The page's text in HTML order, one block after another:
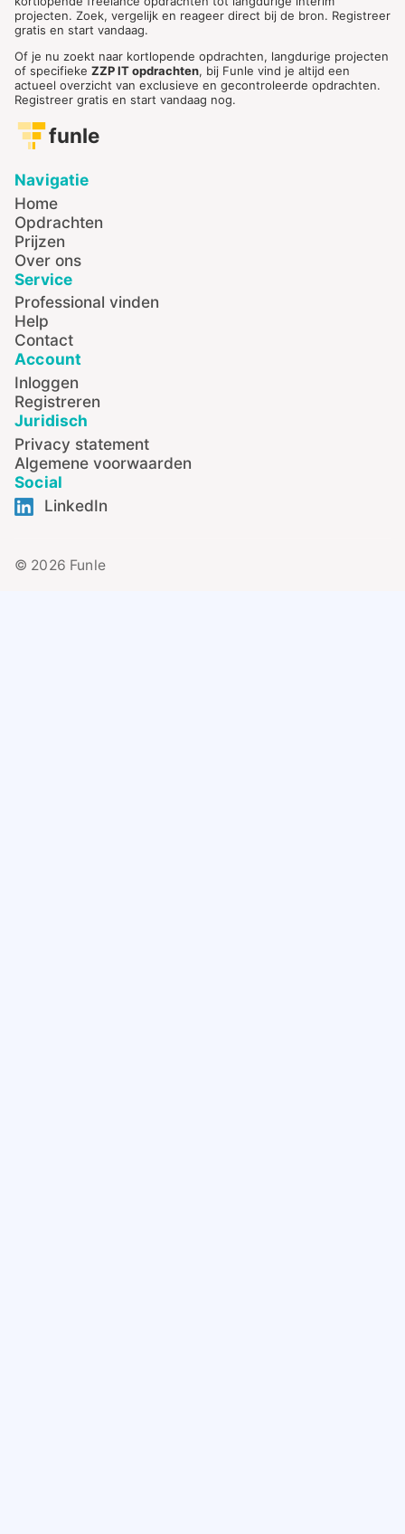
projecten. Zoek, vergelijk en reageer direct bij de bron. Registreer
gratis en start vandaag.
Of je nu zoekt naar kortlopende opdrachten, langdurige projecten
of specifieke ZZP IT opdrachten, bij Funle vind je altijd een
actueel overzicht van exclusieve en gecontroleerde opdrachten.
Registreer gratis en start vandaag nog.
funle
Navigatie
Home
Opdrachten
Prijzen
Over ons
Service
Professional vinden
Help
Contact
Account
Inloggen
Registreren
Juridisch
Privacy statement
Algemene voorwaarden
Social
LinkedIn
© 2026 Funle